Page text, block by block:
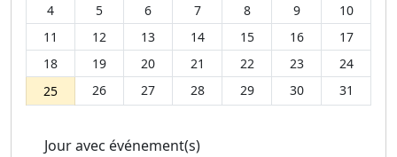
4
5 6 7 8 9
10
11
12 13 14 15 16
17
18
19 20 21 22 23
24
25
26 27 28 29 30 31
Jour avec événement(s)